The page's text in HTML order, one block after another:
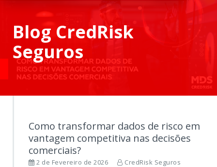
Blog CredRisk
Seguros
Como transformar dados de risco em
vantagem competitiva nas decisões
comerciais?
2 de Fevereiro de 2026
CredRisk Seguros